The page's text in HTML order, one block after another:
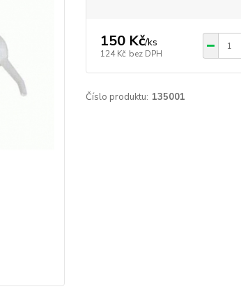
150 Kč/ks
124 Kč bez DPH
Číslo produktu: 135001